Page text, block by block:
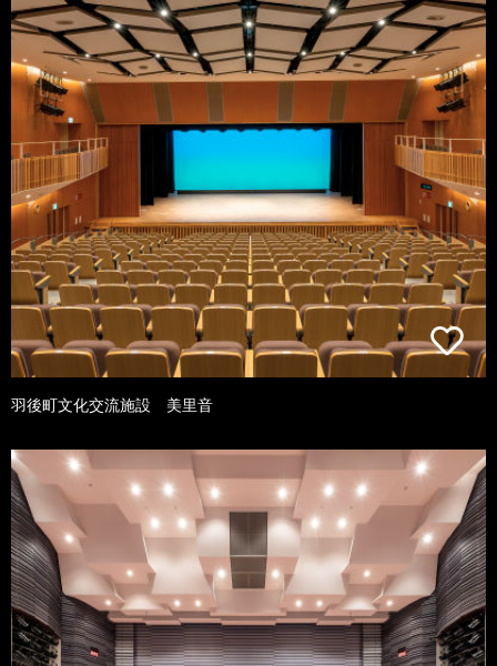
羽後町文化交流施設 美里音